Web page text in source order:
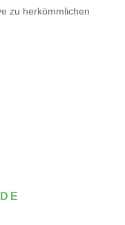
zu herkömmlichen